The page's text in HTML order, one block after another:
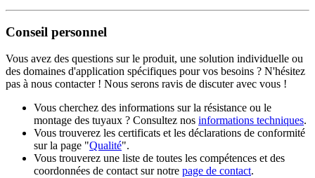
Conseil personnel
Vous avez des questions sur le produit, une solution individuelle ou
des domaines d'application spécifiques pour vos besoins ? N'hésitez
pas à nous contacter ! Nous serons ravis de discuter avec vous !
Vous cherchez des informations sur la résistance ou le
montage des tuyaux ? Consultez nos informations techniques.
Vous trouverez les certificats et les déclarations de conformité
sur la page "Qualité".
Vous trouverez une liste de toutes les compétences et des
coordonnées de contact sur notre page de contact.